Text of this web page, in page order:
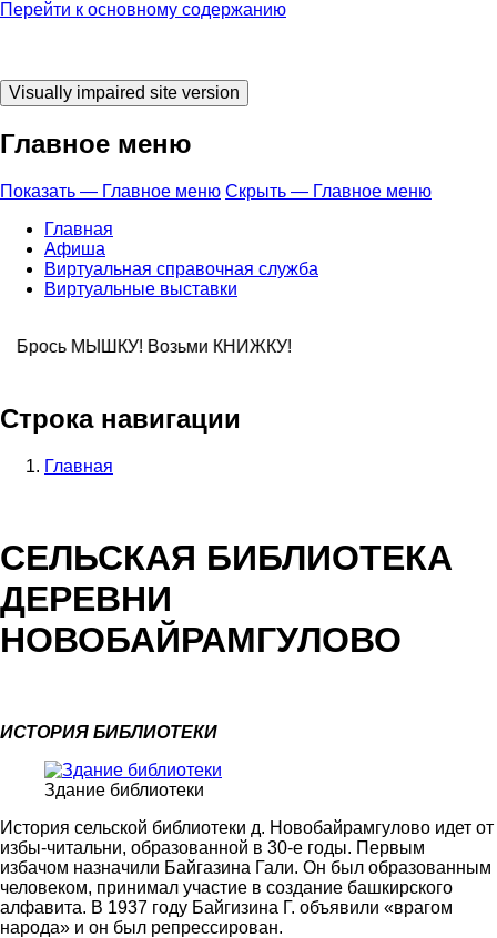
Перейти к основному содержанию
Главное меню
Показать — Главное меню Скрыть — Главное меню
Главная
Афиша
Виртуальная справочная служба
Виртуальные выставки
МЫШКУ!
Строка навигации
Главная
СЕЛЬСКАЯ БИБЛИОТЕКА
ДЕРЕВНИ
НОВОБАЙРАМГУЛОВО
ИСТОРИЯ БИБЛИОТЕКИ
Здание библиотеки
История сельской библиотеки д. Новобайрамгулово идет от
избы-читальни, образованной в 30-е годы. Первым
избачом назначили Байгазина Гали. Он был образованным
человеком, принимал участие в создание башкирского
алфавита. В 1937 году Байгизина Г. объявили «врагом
народа» и он был репрессирован.